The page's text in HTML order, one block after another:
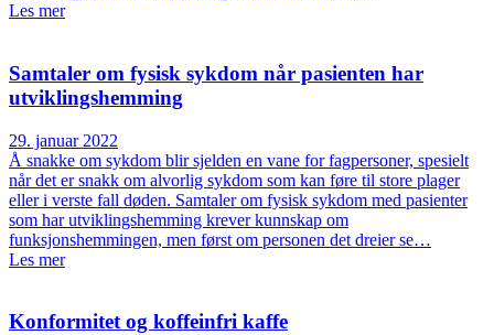
Les mer
Samtaler om fysisk sykdom når pasienten har
utviklingshemming
29. januar 2022
Å snakke om sykdom blir sjelden en vane for fagpersoner, spesielt
når det er snakk om alvorlig sykdom som kan føre til store plager
eller i verste fall døden. Samtaler om fysisk sykdom med pasienter
som har utviklingshemming krever kunnskap om
funksjonshemmingen, men først om personen det dreier se…
Les mer
Konformitet og koffeinfri kaffe